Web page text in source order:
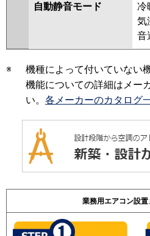
自動静音モード
冷
気
音
※
機種によって付いていない
機能についての詳細はメー
い。 各メーカーのカタログ
業務用エアコン設